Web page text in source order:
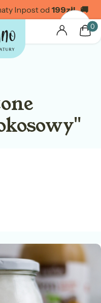
Inpost od 199zł! 🚚
Zaloguj się